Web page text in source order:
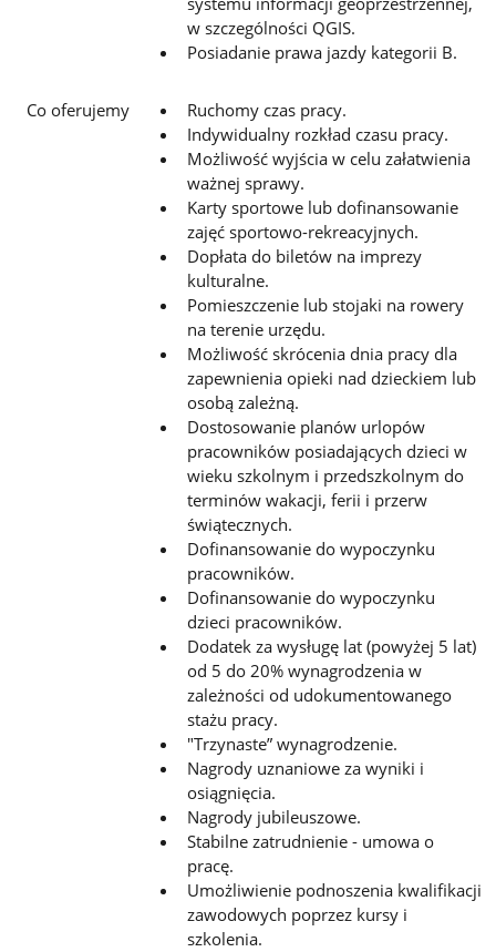
w szczególności QGIS.
Posiadanie prawa jazdy kategorii B.
Co oferujemy
Ruchomy czas pracy.
Indywidualny rozkład czasu pracy.
Możliwość wyjścia w celu załatwienia
ważnej sprawy.
Karty sportowe lub dofinansowanie
zajęć sportowo-rekreacyjnych.
Dopłata do biletów na imprezy
kulturalne.
Pomieszczenie lub stojaki na rowery
na terenie urzędu.
Możliwość skrócenia dnia pracy dla
zapewnienia opieki nad dzieckiem lub
osobą zależną.
Dostosowanie planów urlopów
pracowników posiadających dzieci w
wieku szkolnym i przedszkolnym do
terminów wakacji, ferii i przerw
świątecznych.
Dofinansowanie do wypoczynku
pracowników.
Dofinansowanie do wypoczynku
dzieci pracowników.
Dodatek za wysługę lat (powyżej 5 lat)
od 5 do 20% wynagrodzenia w
zależności od udokumentowanego
stażu pracy.
"Trzynaste” wynagrodzenie.
Nagrody uznaniowe za wyniki i
osiągnięcia.
Nagrody jubileuszowe.
Stabilne zatrudnienie - umowa o
pracę.
Umożliwienie podnoszenia kwalifikacji
zawodowych poprzez kursy i
szkolenia.